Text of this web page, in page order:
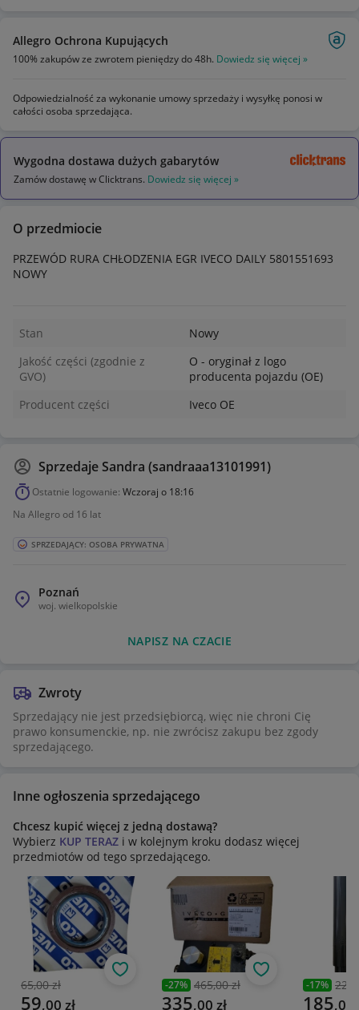
Allegro Ochrona Kupujących
100% zakupów ze zwrotem pieniędzy do 48h. Dowiedz się więcej »
Odpowiedzialność za wykonanie umowy sprzedaży i wysyłkę ponosi w
całości osoba sprzedająca.
Wygodna dostawa dużych gabarytów
Zamów dostawę w Clicktrans. Dowiedz się więcej »
O przedmiocie
PRZEWÓD RURA CHŁODZENIA EGR IVECO DAILY 5801551693
NOWY
Stan
Nowy
Jakość części (zgodnie z
GVO)
O - oryginał z logo
producenta pojazdu (OE)
Producent części
Iveco OE
SprzedajeSandra (sandraaa13101991)
Ostatnie logowanie: Wczoraj o 18:16
Na Allegro od 16 lat
SPRZEDAJĄCY: OSOBA PRYWATNA
Poznań
woj. wielkopolskie
NAPISZ NA CZACIE
Zwroty
Sprzedający nie jest przedsiębiorcą, więc nie chroni Cię
prawo konsumenckie, np. nie zwrócisz zakupu bez zgody
sprzedającego.
Inne ogłoszenia sprzedającego
Chcesz kupić więcej z jedną dostawą?
Wybierz KUP TERAZ i w kolejnym kroku dodasz więcej
przedmiotów od tego sprzedającego.
Poprzednia cena
65,00 zł
Aktualna cena
59,00 zł
Obserwuj
Poprzednia cena
-27% 465,00 zł
Aktualna cena
335,00 zł
Obserwuj
-17%
Aktualna
185,00